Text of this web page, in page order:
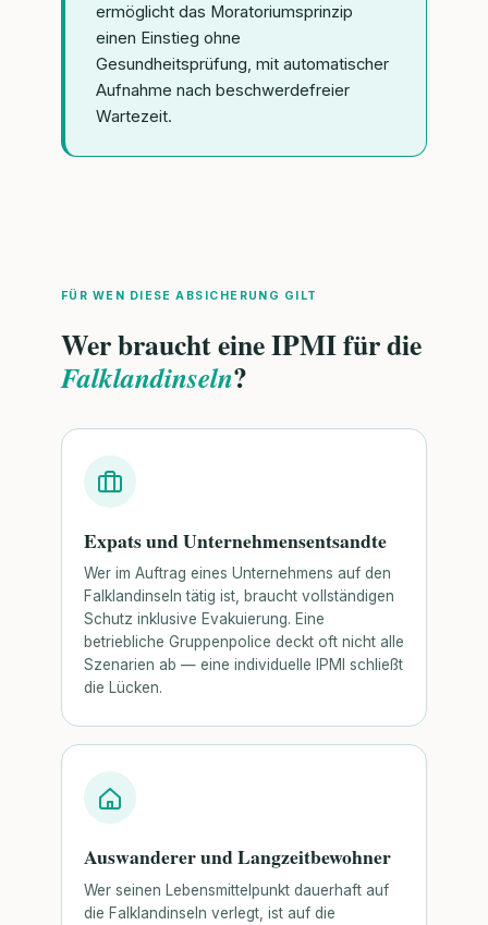
ermöglicht das Moratoriumsprinzip
einen Einstieg ohne
Gesundheitsprüfung, mit automatischer
Aufnahme nach beschwerdefreier
Wartezeit.
FÜR WEN DIESE ABSICHERUNG GILT
Wer braucht eine IPMI für die
Falklandinseln?
Expats und Unternehmensentsandte
Wer im Auftrag eines Unternehmens auf den
Falklandinseln tätig ist, braucht vollständigen
Schutz inklusive Evakuierung. Eine
betriebliche Gruppenpolice deckt oft nicht alle
Szenarien ab — eine individuelle IPMI schließt
die Lücken.
Auswanderer und Langzeitbewohner
Wer seinen Lebensmittelpunkt dauerhaft auf
die Falklandinseln verlegt, ist auf die